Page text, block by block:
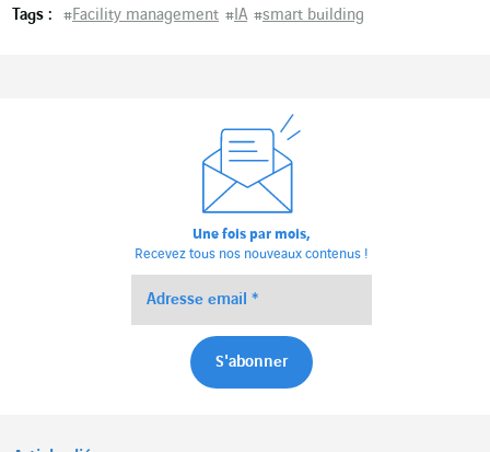
Tags : #Facility management #IA #smart building
Une fois par mois,
Recevez tous nos nouveaux contenus !